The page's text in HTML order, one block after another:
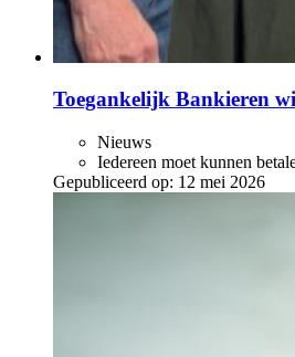
Toegankelijk Bankieren
Nieuws
Iedereen moet kunnen
Gepubliceerd op: 12 mei 2026